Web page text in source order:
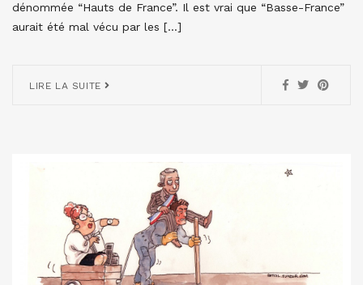
dénommée “Hauts de France”. Il est vrai que “Basse-France”
aurait été mal vécu par les […]
LIRE LA SUITE